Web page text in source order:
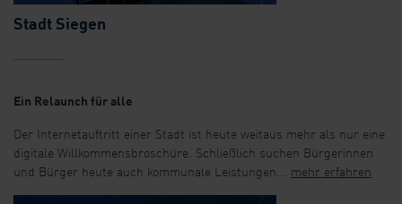
Stadt Siegen
Ein Relaunch für alle
Der Internetauftritt einer Stadt ist heute weitaus mehr als nur eine
digitale Willkommensbroschüre. Schließlich suchen Bürgerinnen
und Bürger heute auch kommunale Leistungen... mehr erfahren